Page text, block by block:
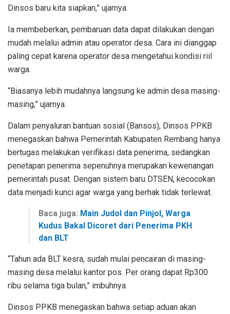
Dinsos baru kita siapkan,” ujarnya.
Ia membeberkan, pembaruan data dapat dilakukan dengan
mudah melalui admin atau operator desa. Cara ini dianggap
paling cepat karena operator desa mengetahui kondisi riil
warga.
“Biasanya lebih mudahnya langsung ke admin desa masing-
masing,” ujarnya.
Dalam penyaluran bantuan sosial (Bansos), Dinsos PPKB
menegaskan bahwa Pemerintah Kabupaten Rembang hanya
bertugas melakukan verifikasi data penerima, sedangkan
penetapan penerima sepenuhnya merupakan kewenangan
pemerintah pusat. Dengan sistem baru DTSEN, kecocokan
data menjadi kunci agar warga yang berhak tidak terlewat.
Baca juga: Main Judol dan Pinjol, Warga
Kudus Bakal Dicoret dari Penerima PKH
dan BLT
“Tahun ada BLT kesra, sudah mulai pencairan di masing-
masing desa melalui kantor pos. Per orang dapat Rp300
ribu selama tiga bulan,” imbuhnya.
Dinsos PPKB menegaskan bahwa setiap aduan akan